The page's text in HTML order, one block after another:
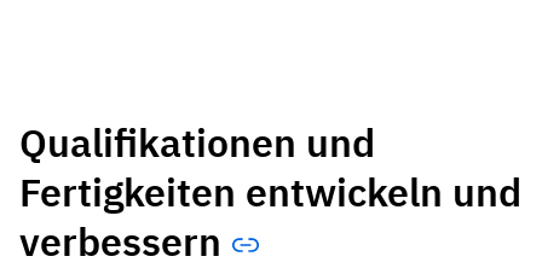
Qualifikationen und
Fertigkeiten entwickeln und
verbessern